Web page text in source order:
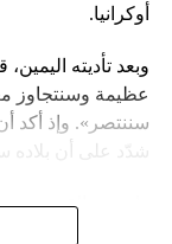
أوكرانيا.
وبعد تأديته
عظيمة وسنتجاوز
سننتصر». وإذ أكد
شدّد على أن بلاده
واعتبر «القيصر»
استُقبل بتصفيق